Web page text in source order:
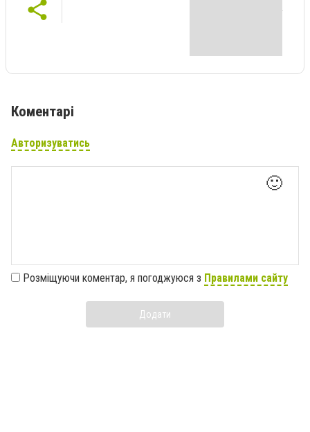
Коментарі
Авторизуватись
🙂
Розміщуючи коментар, я погоджуюся з Правилами сайту
Додати